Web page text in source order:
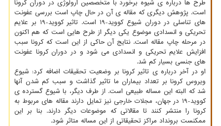
طرح ها درباره ی شیوه برخورد با متخصصین ارولوژی در دوران کرونا
است. پژوهش دیگری که مقاله ی آن در حال چاپ است بررسی عفونت
های تناسلی در دوران شیوع کووید-۱۹ است. تاثیر کووید-۱۹ بر علایم
تحریکی و انسدادی موضوع یکی دیگر از طرح هایی است که هم اکنون
در مرحله چاپ مقاله است. نتایج آن حاکی از این است که کرونا سبب
افزایش علایم تحریکی و انسدادی می شود و در دوران کرونا عفونت
های جنسی بسیار کم شد.
او در آخر درباره ی تاثیر کرونا بر وضعیت تحقیقات اضافه کرد: شیوع
ویروس کرونا بر تعداد بیماران ما تاثیر گذاشت و سبب کم شدن آنها
شد که البته این مساله طبیعی است. از طرف دیگر، با شیوع گسترده ی
کووید-۱۹ در جهان، مجلات خارجی نیز تمایل دارند مقاله های مربوط به
کرونا را منتشر کنند تا مقالاتی که موضوعات دیگر دارند. بنا بر این
ممکنست برونداد مراکز تحقیقاتی از این مساله متاثر شود.